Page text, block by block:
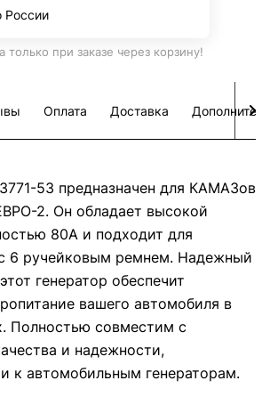
России
только при заказе через корзину!
Оплата Доставка
53 предназначен для КАМАЗов
2. Он обладает высокой
80A и подходит для
6 ручейковым ремнем. Надежный
генератор обеспечит
вашего автомобиля в
Полностью совместим с
и надежности,
к автомобильным генераторам.